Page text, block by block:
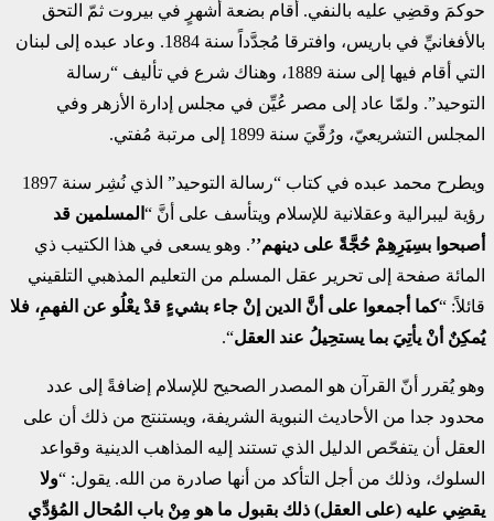
حوكمَ وقضِي عليه بالنفي. أقام بضعة أشهرٍ في بيروت ثمّ التحق
بالأفغانيِّ في باريس، وافترقا مُجدَّداً سنة 1884. وعاد عبده إلى لبنان
التي أقام فيها إلى سنة 1889، وهناك شرع في تأليف “رسالة
التوحيد”. ولمّا عاد إلى مصر عُيِّن في مجلس إدارة الأزهر وفي
المجلس التشريعيّ، ورُقّيَ سنة 1899 إلى مرتبة مُفتي.
ويطرح محمد عبده في كتاب “رسالة التوحيد” الذي نُشِر سنة 1897
رؤية ليبرالية وعقلانية للإسلام ويتأسف على أنَّ “ المسلمين قد
أصبحوا بسِيَرِهِمْ حُجَّةً على دينهم’’. وهو يسعى في هذا الكتيب ذي
المائة صفحة إلى تحرير عقل المسلم من التعليم المذهبي التلقيني
قائلاً: “كما أجمعوا على أنَّ الدين إنْ جاء بشيءٍ قدْ يعْلُو عن الفهمِ، فلا
يُمكِنٌ أنْ يأتِيَ بما يستحِيلُ عند العقل“.
وهو يُقرر أنّ القرآن هو المصدر الصحيح للإسلام إضافةً إلى عدد
محدود جدا من الأحاديث النبوية الشريفة، ويستنتج من ذلك أن على
العقل أن يتفحّص الدليل الذي تستند إليه المذاهب الدينية وقواعد
السلوك، وذلك من أجل التأكد من أنها صادرة من الله. يقول: “ولا
يقضِي عليه (على العقل) ذلك بقبول ما هو مِنْ باب المُحال المُؤدِّي